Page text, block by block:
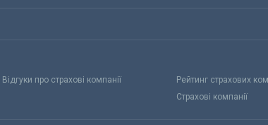
Відгуки про страхові компанії
Рейтинг страхових
Страхові компанії